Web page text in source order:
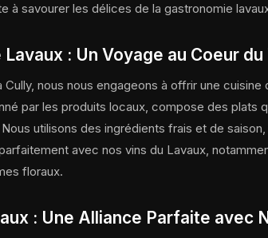
à savourer les délices de la gastronomie
: Un Voyage au Coeur
Cully, nous nous engageons à offrir une
par les produits locaux, compose des plats
utilisons des ingrédients frais et de
avec nos vins du Lavaux,
floraux.
: Une Alliance Parfaite avec